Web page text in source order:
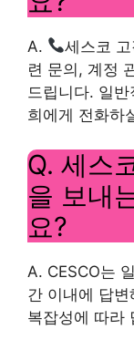
A.
세스코
련 문의, 계정
드립니다. 일
희에게 전화하
Q. 세스
을 보내
요?
A. CESCO는
간 이내에 답
복잡성에 따라